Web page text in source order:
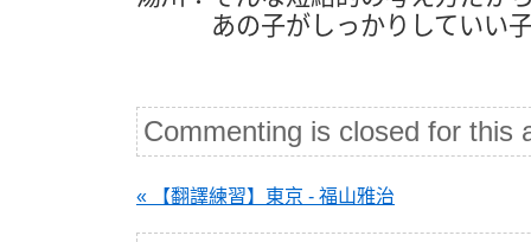
あの子がしっかりしていい子
Commenting is closed for this
« 【翻譯練習】東京 - 福山雅治